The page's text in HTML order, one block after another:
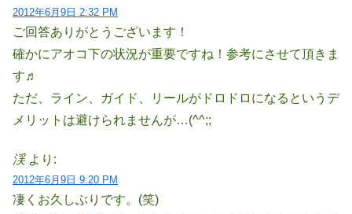
2012年6月9日 2:32 PM
ご回答ありがとうございます！
確かにアオコ下の状況が重要ですね！参考にさせて頂きま
す♬
ただ、ライン、ガイド、リールがドロドロになるというデ
メリットは避けられませんが…(^^;;
渓 より:
2012年6月9日 9:20 PM
凄くお久しぶりです。(笑)